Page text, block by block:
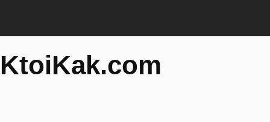
KtoiKak.com